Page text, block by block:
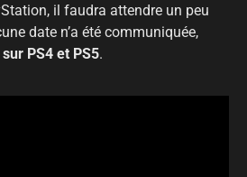
il faudra attendre un peu
date n’a été communiquée,
PS4 et PS5.